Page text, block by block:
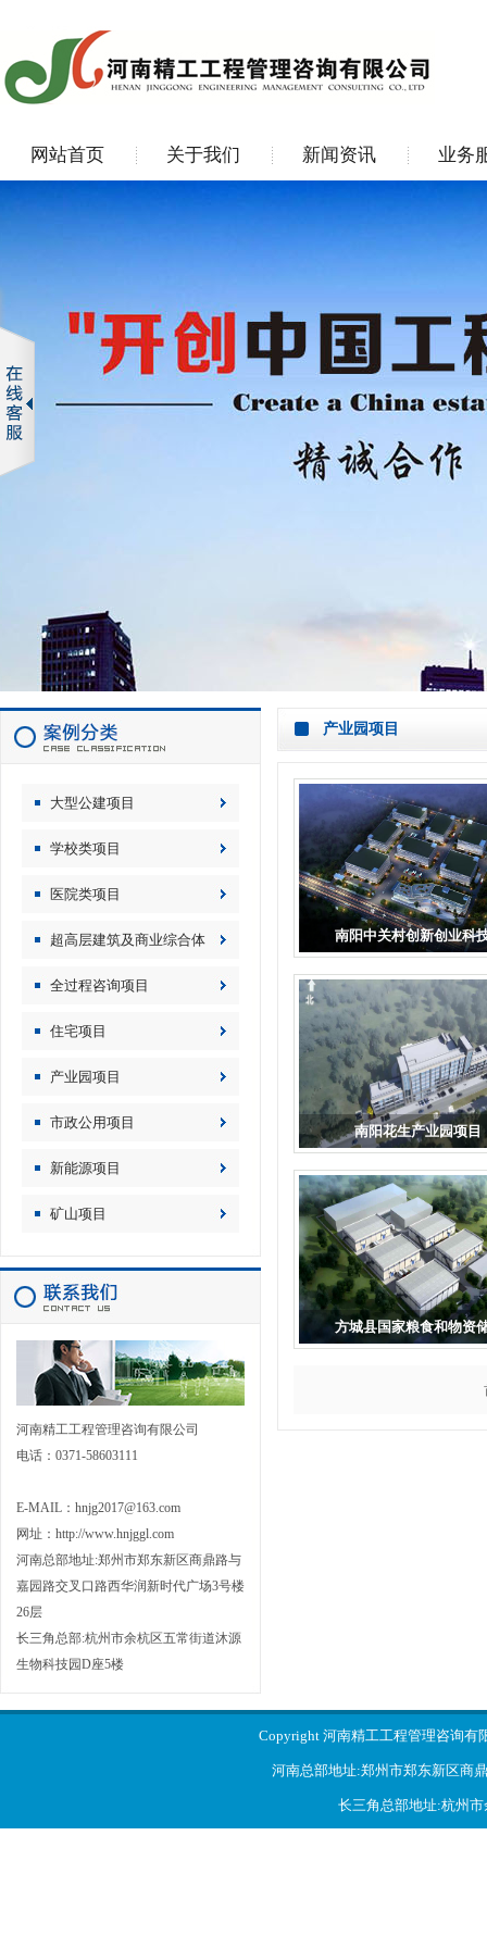
网站首页 关于我们 新闻资讯 业务
大型公建项目
学校类项目
医院类项目
超高层建筑及商业综合体
全过程咨询项目
住宅项目
产业园项目
市政公用项目
新能源项目
矿山项目
河南精工工程管理咨询有限公司
电话：0371-58603111
E-MAIL：hnjg2017@163.com
网址： http://www.hnjggl.com
河南总部地址:郑州市郑东新区商鼎路与
嘉园路交叉口路西华润新时代广场3号楼
26层
长三角总部:杭州市余杭区五常街道沐源
生物科技园D座5楼
产业园项目
南阳中关村创新创业科
南阳花生产业园项目
方城县国家粮食和物资
Copyright 河南精工工程管理咨询
河南总部地址:郑州市郑东新区商
长三角总部地址:杭州